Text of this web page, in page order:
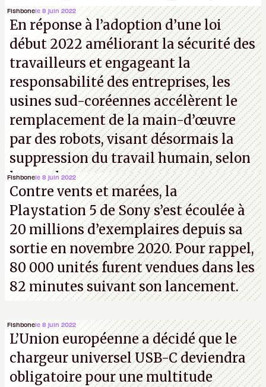
au téléchargement. Vous pouvez encore en voir
quelques bribes surcette vidéo YouTube.A.
Fishbonele 8 juin 2022
En réponse à l’adoption d’une loi
début 2022 améliorant la sécurité des
travailleurs et engageant la
responsabilité des entreprises, les
usines sud-coréennes accélèrent le
remplacement de la main-d’œuvre
par des robots, visant désormais la
suppression du travail humain, selon
les analystes.
Fishbonele 8 juin 2022
Contre vents et marées, la
Playstation 5 de Sony s’est écoulée à
20 millions d’exemplaires depuis sa
sortie en novembre 2020. Pour rappel,
80 000 unités furent vendues dans les
82 minutes suivant son lancement.
Fishbonele 8 juin 2022
L’Union européenne a décidé que le
chargeur universel USB-C deviendra
obligatoire pour une multitude